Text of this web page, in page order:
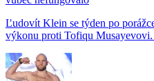
Ľudovít Klein se týden po
výkonu proti Tofiqu Musayevovi.